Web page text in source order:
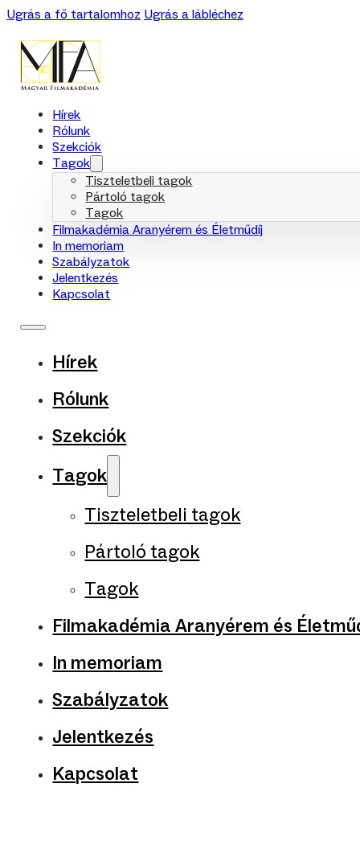
Ugrás a fő tartalomhoz Ugrás a lábléchez
Hírek
Rólunk
Szekciók
Tagok
Tiszteletbeli tagok
Pártoló tagok
Tagok
Filmakadémia Aranyérem és Életműdíj
In memoriam
Szabályzatok
Jelentkezés
Kapcsolat
Hírek
Rólunk
Szekciók
Tagok
Tiszteletbeli tagok
Pártoló tagok
Tagok
Filmakadémia Aranyérem és
In memoriam
Szabályzatok
Jelentkezés
Kapcsolat